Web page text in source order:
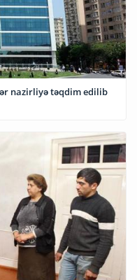
nazirliyə təqdim edilib